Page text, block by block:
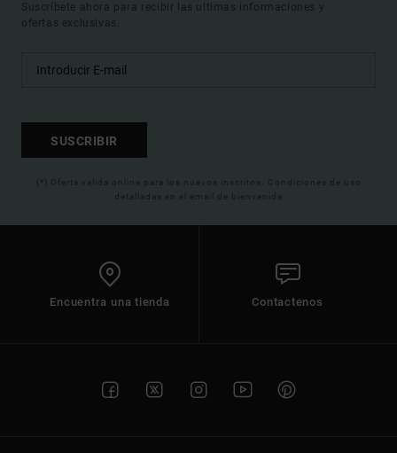
Suscríbete ahora para recibir las ultimas informaciones y
ofertas exclusivas.
SUSCRIBIR
(*) Oferta valida online para los nuevos inscritos. Condiciones de uso
detalladas en el email de bienvenida
Encuentra una tienda Contactenos